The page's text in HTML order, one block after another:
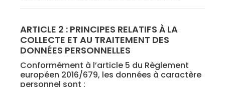
ARTICLE 2 : PRINCIPES RELATIFS À LA
COLLECTE ET AU TRAITEMENT DES
DONNÉES PERSONNELLES
Conformément à l’article 5 du Règlement
européen 2016/679, les données à caractère
personnel sont :